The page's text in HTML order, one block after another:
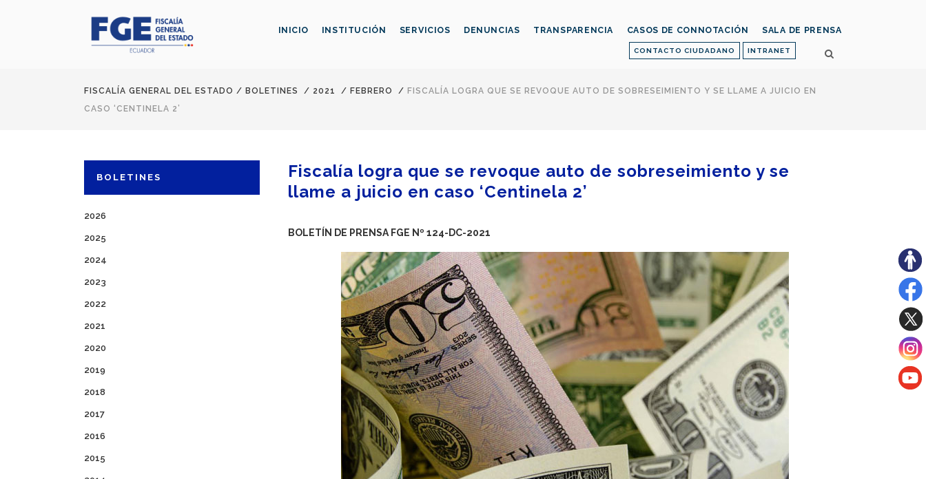
CONTACTO CIUDADANO INTRANET
INICIO INSTITUCIÓN SERVICIOS DENUNCIAS TRANSPARENCIA CASOS DE CONNOTACIÓN SALA DE PRENSA
FISCALÍA GENERAL DEL ESTADO / BOLETINES / 2021 / FEBRERO / FISCALÍA LOGRA QUE SE REVOQUE AUTO DE SOBRESEIMIENTO Y SE LLAME A JUICIO EN
CASO ‘CENTINELA 2’
BOLETINES
2026
2025
2024
2023
2022
2021
2020
2019
2018
2017
2016
2015
Fiscalía logra que se revoque auto de sobreseimiento y se
llame a juicio en caso ‘Centinela 2’
BOLETÍN DE PRENSA FGE Nº 124-DC-2021